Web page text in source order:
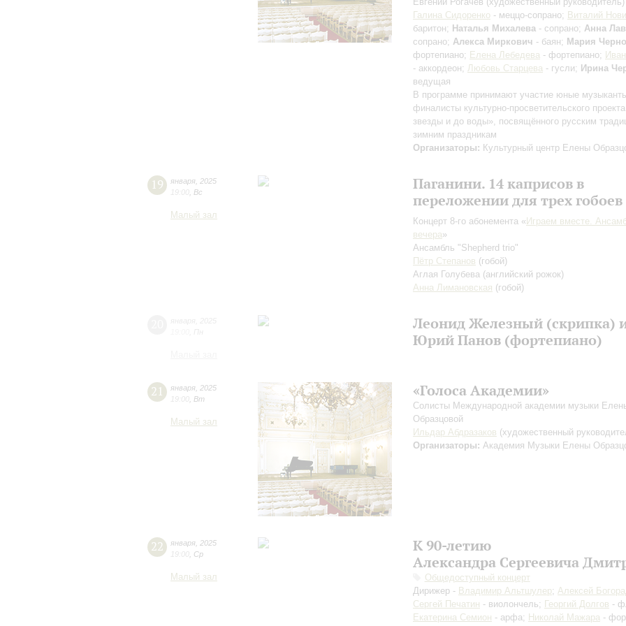
Галина Сидоренко - меццо-сопрано; Виталий
баритон; Наталья Михалева - сопрано; Анна
сопрано; Алекса Миркович - баян; Мария
фортепиано; Елена Лебедева - фортепиано;
- аккордеон; Любовь Старцева - гусли; Ирина
ведущая
В программе принимают участие юные
финалисты культурно-просветительского
звезды и до воды», посвящённого русским
зимним праздникам
Организаторы: Культурный центр Елены
19 января 2025
19:00 Вс
Малый зал
Паганини. 14 каприсов в
переложении для трех гобоев
Концерт 8-го абонемента « Играем вместе.
вечера»
Ансамбль "Shepherd trio"
Пётр Степанов (гобой)
Аглая Голубева (английский рожок)
Анна Лимановская (гобой)
Леонид Железный (скрипка)
Юрий Панов (фортепиано)
21 января 2025
19:00 Вт
Малый зал
«Голоса Академии»
Солисты Международной академии музыки
Образцовой
Ильдар Абдразаков (художественный
Организаторы: Академия Музыки Елены
22 января 2025
19:00 Ср
Малый зал
К 90-летию
Александра Сергеевича
Общедоступный концерт
Дирижер - Владимир Альтшулер; Алексей
Сергей Печатин - виолончель; Георгий Долгов -
Екатерина Семион - арфа; Николай Мажара -